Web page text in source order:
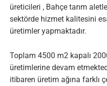
üreticileri , Bahçe tarım
sektörde hizmet kalitesini
üretimler yapmaktadır.
Toplam 4500 m2 kapalı
üretimlerine devam
itibaren üretim ağına farklı